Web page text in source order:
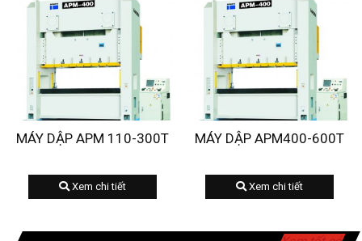
MÁY DẬP APM 110-300T
Xem chi tiết
MÁY DẬP APM400-600T
Xem chi tiết